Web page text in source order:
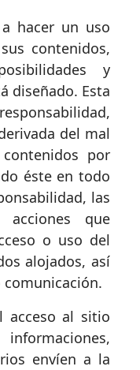
hacer un uso
contenidos,
y
diseñado. Esta
del mal
por
éste en todo
las
acciones que
o uso del
alojados, así
acceso al sitio
envíen a la